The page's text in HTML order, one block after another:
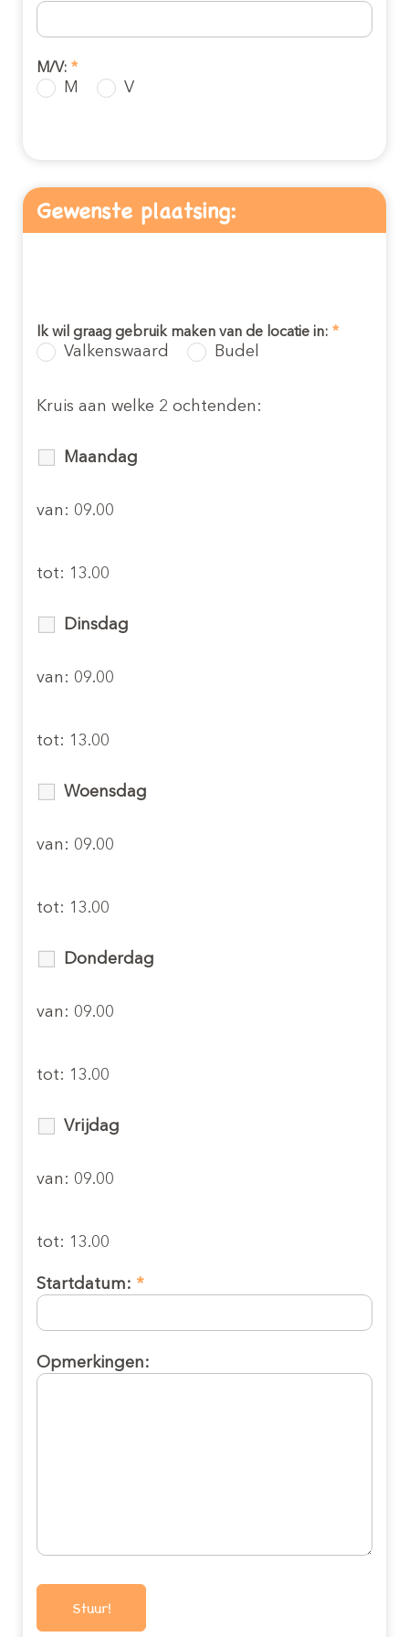
M/V: *
M V
Gewenste plaatsing:
Ik wil graag gebruik maken van de locatie in: *
Valkenswaard Budel
Kruis aan welke 2 ochtenden:
Maandag
van: 09.00
tot: 13.00
Dinsdag
van: 09.00
tot: 13.00
Woensdag
van: 09.00
tot: 13.00
Donderdag
van: 09.00
tot: 13.00
Vrijdag
van: 09.00
tot: 13.00
Startdatum: *
Opmerkingen:
Inschrijven kinderopvang
Inschrijven peuteropvang
(2-4 jaar)